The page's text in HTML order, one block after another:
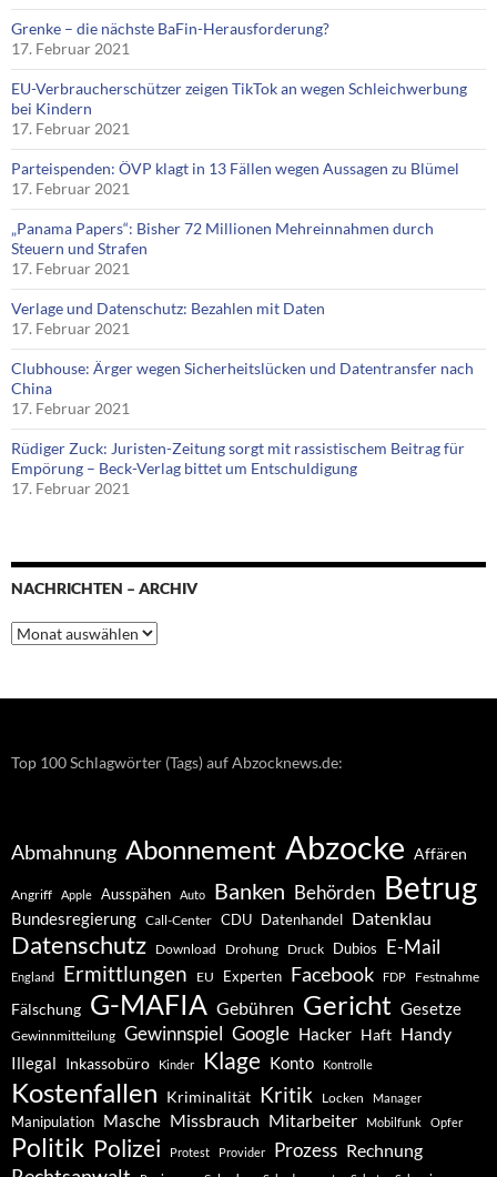
Grenke – die nächste BaFin-Herausforderung?
17. Februar 2021
EU-Verbraucherschützer zeigen TikTok an wegen Schleichwerbung
bei Kindern
17. Februar 2021
Parteispenden: ÖVP klagt in 13 Fällen wegen Aussagen zu Blümel
17. Februar 2021
„Panama Papers“: Bisher 72 Millionen Mehreinnahmen durch
Steuern und Strafen
17. Februar 2021
Verlage und Datenschutz: Bezahlen mit Daten
17. Februar 2021
Clubhouse: Ärger wegen Sicherheitslücken und Datentransfer nach
China
17. Februar 2021
Rüdiger Zuck: Juristen-Zeitung sorgt mit rassistischem Beitrag für
Empörung – Beck-Verlag bittet um Entschuldigung
17. Februar 2021
NACHRICHTEN – ARCHIV
Nachrichten
–
Top 100 Schlagwörter (Tags) auf Abzocknews.de:
Abmahnung Abonnement Abzocke Affären
Angriff Apple Ausspähen Auto Banken Behörden Betrug
Bundesregierung Call-Center CDU Datenhandel Datenklau
Datenschutz Download Drohung Druck Dubios E-Mail
England Ermittlungen EU Experten Facebook FDP Festnahme
Fälschung G-MAFIA Gebühren Gericht Gesetze
Gewinnmitteilung Gewinnspiel Google Hacker Haft Handy
Illegal Inkassobüro Kinder Klage Konto Kontrolle
Kostenfallen Kriminalität Kritik Locken Manager
Manipulation Masche Missbrauch Mitarbeiter Mobilfunk Opfer
Politik Polizei Protest Provider Prozess Rechnung